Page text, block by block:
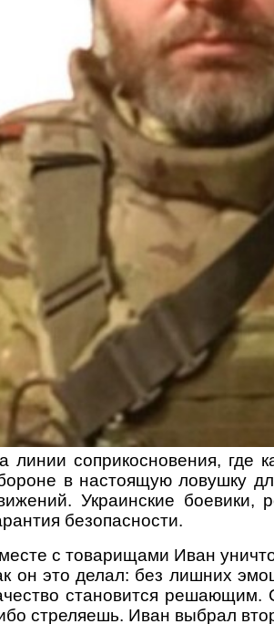
линии соприкосновения, где
в настоящую ловушку
Украинские
безопасности.
с товарищами Иван
он это делал: без лишних
становится решающим.
стреляешь. Иван выбрал